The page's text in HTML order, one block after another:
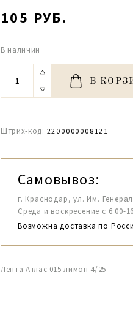
105 РУБ.
В наличии
В
Штрих-код: 2200000008121
Самовывоз:
г. Краснодар, ул. Им.
Среда и воскресение с 6:00-
Возможна доставка по
Лента Атлас 015 лимон 4/25